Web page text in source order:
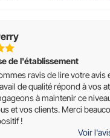
de l'établissement
ravis de lire votre avis
de qualité répond à vos
à maintenir ce
et vos clients. Merci
!
Voir